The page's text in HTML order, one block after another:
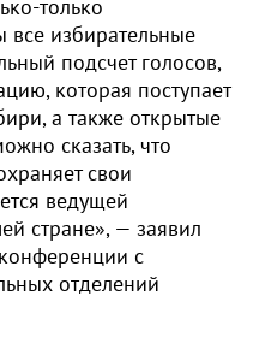
только
избирательные
подсчет голосов,
которая поступает
а также открытые
сказать, что
свои
ведущей
стране», — заявил
с
отделений